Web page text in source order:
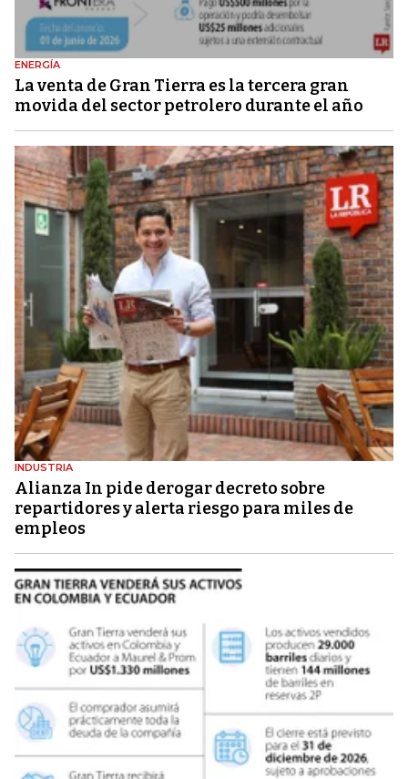
ENERGÍA
La venta de Gran Tierra es la tercera gran
movida del sector petrolero durante el año
INDUSTRIA
Alianza In pide derogar decreto sobre
repartidores y alerta riesgo para miles de
empleos